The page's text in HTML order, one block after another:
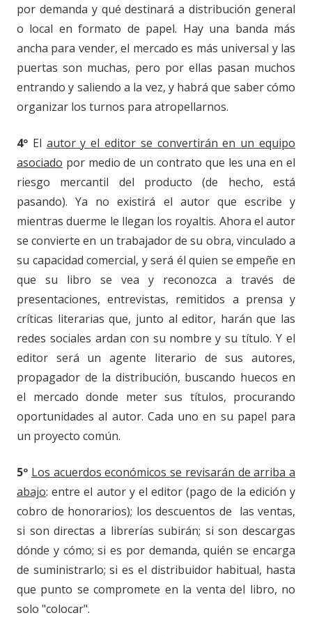
por demanda y qué destinará a distribución general
o local en formato de papel. Hay una banda más
ancha para vender, el mercado es más universal y las
puertas son muchas, pero por ellas pasan muchos
entrando y saliendo a la vez, y habrá que saber cómo
organizar los turnos para atropellarnos.
4º El autor y el editor se convertirán en un equipo
asociado por medio de un contrato que les una en el
riesgo mercantil del producto (de hecho, está
pasando). Ya no existirá el autor que escribe y
mientras duerme le llegan los royaltis. Ahora el autor
se convierte en un trabajador de su obra, vinculado a
su capacidad comercial, y será él quien se empeñe en
que su libro se vea y reconozca a través de
presentaciones, entrevistas, remitidos a prensa y
críticas literarias que, junto al editor, harán que las
redes sociales ardan con su nombre y su título. Y el
editor será un agente literario de sus autores,
propagador de la distribución, buscando huecos en
el mercado donde meter sus títulos, procurando
oportunidades al autor. Cada uno en su papel para
un proyecto común.
5º Los acuerdos económicos se revisarán de arriba a
abajo: entre el autor y el editor (pago de la edición y
cobro de honorarios); los descuentos de las ventas,
si son directas a librerías subirán; si son descargas
dónde y cómo; si es por demanda, quién se encarga
de suministrarlo; si es el distribuidor habitual, hasta
que punto se compromete en la venta del libro, no
solo "colocar".